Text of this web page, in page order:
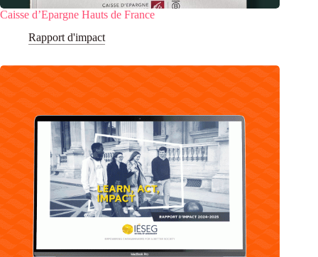
Caisse d’Epargne Hauts de France
Rapport d'impact